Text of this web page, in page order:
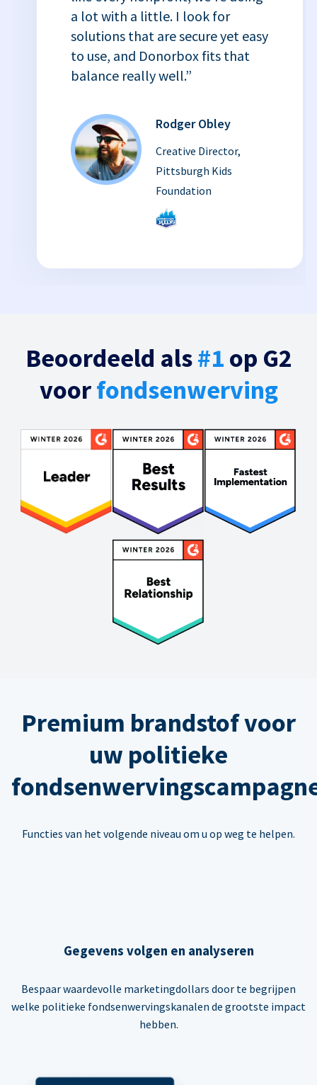
a lot with a little. I look for
solutions that are secure yet easy
to use, and Donorbox fits that
balance really well.”
Rodger Obley
Creative Director,
Pittsburgh Kids
Foundation
Beoordeeld als#1 op G2
voorfondsenwerving
Premium brandstof voor
uw politieke
Functies van het volgende niveau om u op weg te helpen.
Gegevens volgen en analyseren
Bespaar waardevolle marketingdollars door te begrijpen
welke politieke fondsenwervingskanalen de grootste impact
hebben.